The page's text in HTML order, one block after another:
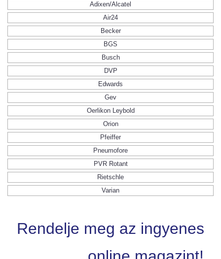
Adixen/Alcatel
Air24
Becker
BGS
Busch
DVP
Edwards
Gev
Oerlikon Leybold
Orion
Pfeiffer
Pneumofore
PVR Rotant
Rietschle
Varian
Rendelje meg az ingyenes